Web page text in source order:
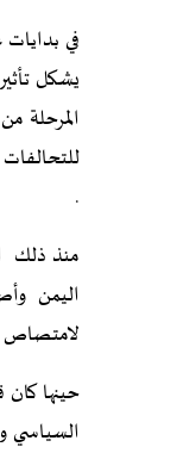
في
.
منذ ذلك
اليمن
لامتصاص
حينها
السياسي